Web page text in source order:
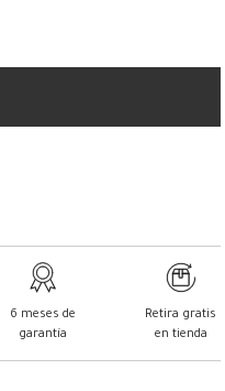
6 meses de
garantía
Retira gratis
en tienda